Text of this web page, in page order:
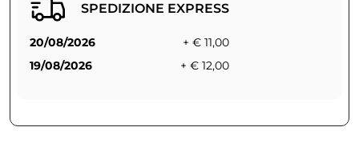
SPEDIZIONE EXPRESS
20/08/2026
+ € 11,00
19/08/2026
+ € 12,00